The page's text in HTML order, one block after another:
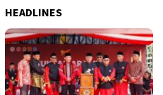
HEADLINES